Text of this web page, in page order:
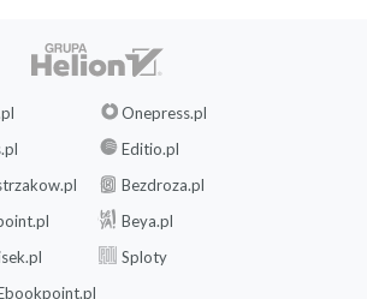
Onepress.pl
Editio.pl
Bezdroza.pl
Beya.pl
Sploty